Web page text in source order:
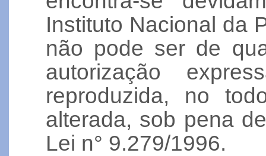
Instituto Nacional da
não pode ser de
autorização
reproduzida, no
alterada, sob pena
Lei n° 9.279/1996.